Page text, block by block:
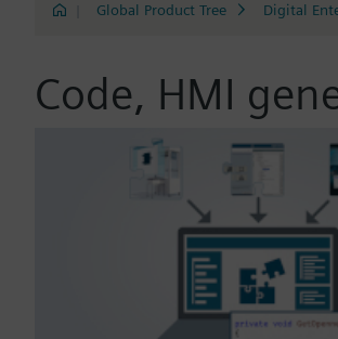
Global Product Tree Digital
Code, HMI